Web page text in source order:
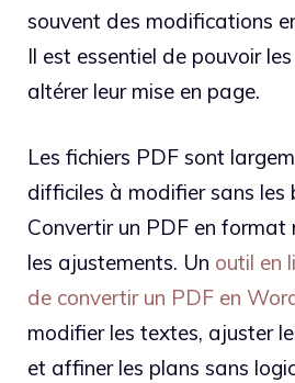
souvent des modifications
Il est essentiel de pouvoir
altérer leur mise en page.
Les fichiers PDF sont
difficiles à modifier sans les
Convertir un PDF en
les ajustements. Un outil en
de convertir un PDF en
modifier les textes, ajuster
et affiner les plans sans